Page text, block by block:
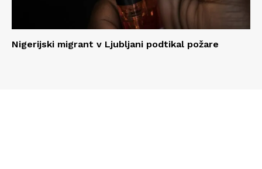
Nigerijski migrant v Ljubljani podtikal požare